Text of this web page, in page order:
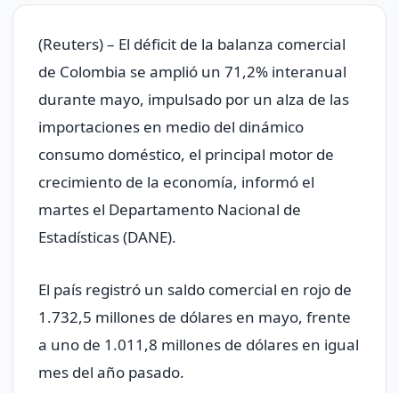
(Reuters) – El déficit de la balanza comercial
de Colombia se amplió un 71,2% interanual
durante mayo, impulsado por un alza de las
importaciones en medio del dinámico
consumo doméstico, el principal motor de
crecimiento de la economía, informó el
martes el Departamento Nacional de
Estadísticas (DANE).
El país registró un saldo comercial en rojo de
1.732,5 millones de dólares en mayo, frente
a uno de 1.011,8 millones de dólares en igual
mes del año pasado.